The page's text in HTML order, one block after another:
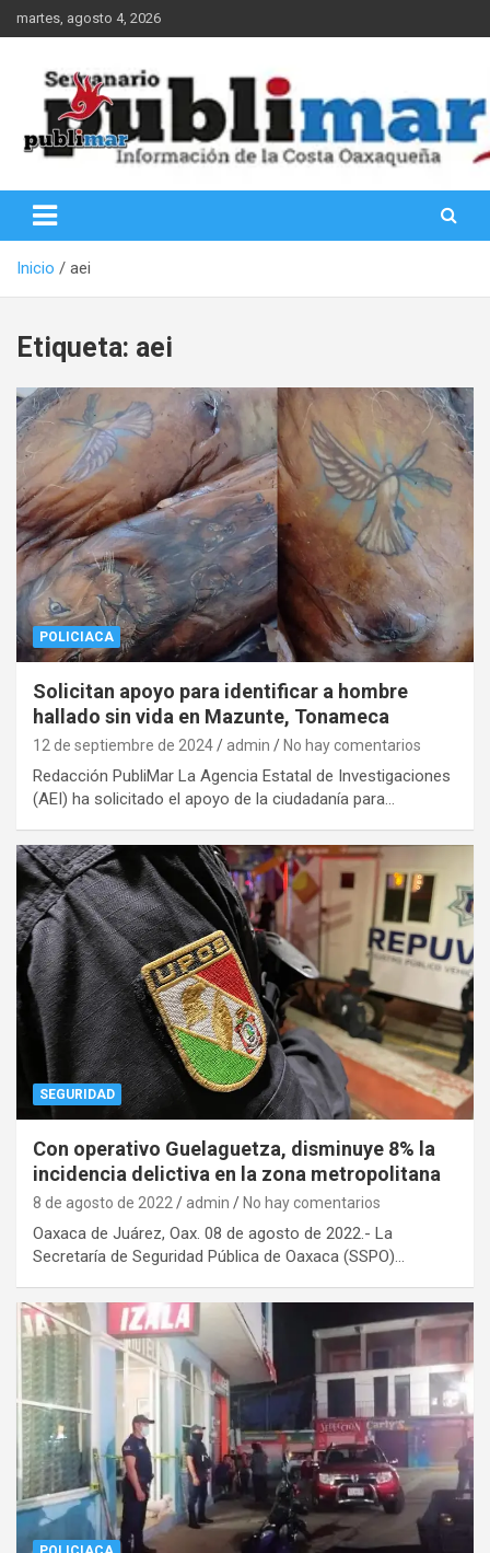
al
martes, agosto 4, 2026
PubliMar
Inicio aei
Etiqueta: aei
POLICIACA
Solicitan apoyo para identificar a hombre
hallado sin vida en Mazunte, Tonameca
12 de septiembre de 2024 admin No hay comentarios
Redacción PubliMar La Agencia Estatal de Investigaciones
(AEI) ha solicitado el apoyo de la ciudadanía para…
SEGURIDAD
Con operativo Guelaguetza, disminuye 8% la
incidencia delictiva en la zona metropolitana
8 de agosto de 2022 admin No hay comentarios
Oaxaca de Juárez, Oax. 08 de agosto de 2022.- La
Secretaría de Seguridad Pública de Oaxaca (SSPO)…